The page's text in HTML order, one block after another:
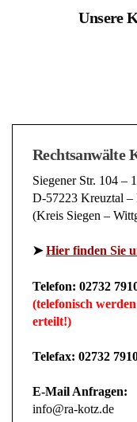
Unsere
Rechtsanwälte
Siegener Str. 104 –
D-57223 Kreuztal –
(Kreis Siegen –
➤Hier finden Sie
Telefon: 02732
(telefonisch
erteilt!)
Telefax: 02732
E-Mail Anfragen:
info@ra-kotz.de